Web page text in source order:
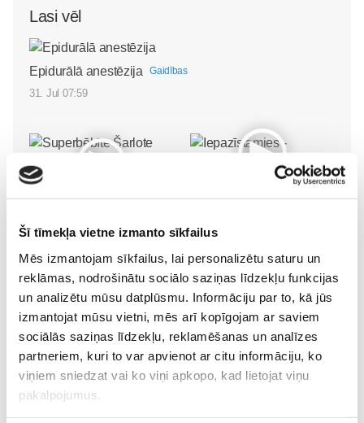
Šī tīmekļa vietne izmanto sīkfailus
Mēs izmantojam sīkfailus, lai personalizētu saturu un
reklāmas, nodrošinātu sociālo saziņas līdzekļu funkcijas
un analizētu mūsu datplūsmu. Informāciju par to, kā jūs
izmantojat mūsu vietni, mēs arī kopīgojam ar saviem
sociālās saziņas līdzekļu, reklamēšanas un analīzes
partneriem, kuri to var apvienot ar citu informāciju, ko
viņiem sniedzat vai ko viņi apkopo, kad lietojat viņu
pakalpojumus.
Lasi vēl
Epidurālā anestēzija Gaidības
31. Jul 07:59
pasaulē Jūrmalas
slimnīcā
09. Jul 09:55
Pavasara “ātrās
tievēšanas” modes risks: